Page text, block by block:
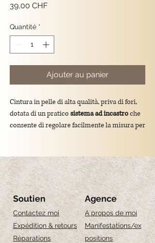
39,00 CHFPrix
Quantité *
Ajouter au panier
Cintura in pelle di alta qualità, priva di fori,
dotata di un pratico sistema ad incastroche
consente di regolare facilmente la misura per
lunghezza desiderata. Con una lunghezza
totale di 130 cm
, è ideale per adattarsi a
diverse esigenze, unendo stile e funzionalità.
Soutien
Contactez moi
Expédition & retours
Réparations
Agence
A propos de moi
Manifestations/ex
positions